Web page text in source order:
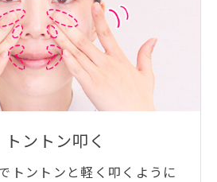
トントン叩く
トントンと軽く叩くように